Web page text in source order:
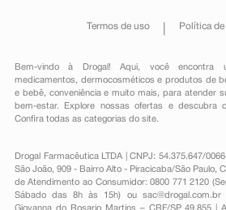
Termos de uso Política
Bem-vindo à Drogal! Aqui, você encontra
medicamentos , dermocosméticos e produtos de
e bebê, conveniênciae muito mais, para atender
bem-estar. Explore nossas ofertas e descubra
Confira todas as categorias do site.
Drogal Farmacêutica LTDA | CNPJ: 54.375.647/
São João, 909 - Bairro Alto - Piracicaba/São Paulo,
de Atendimento ao Consumidor: 0800 771 2120
Sábado das 8h às 15h) ou sac@drogal.com.br/
Giovanna do Rosario Martins – CRF/SP 49.855 |